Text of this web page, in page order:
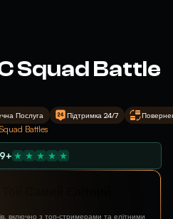
Squad Battle
Послуга Підтримка 24/7
Battles
включно з топ-стримерами та елітними